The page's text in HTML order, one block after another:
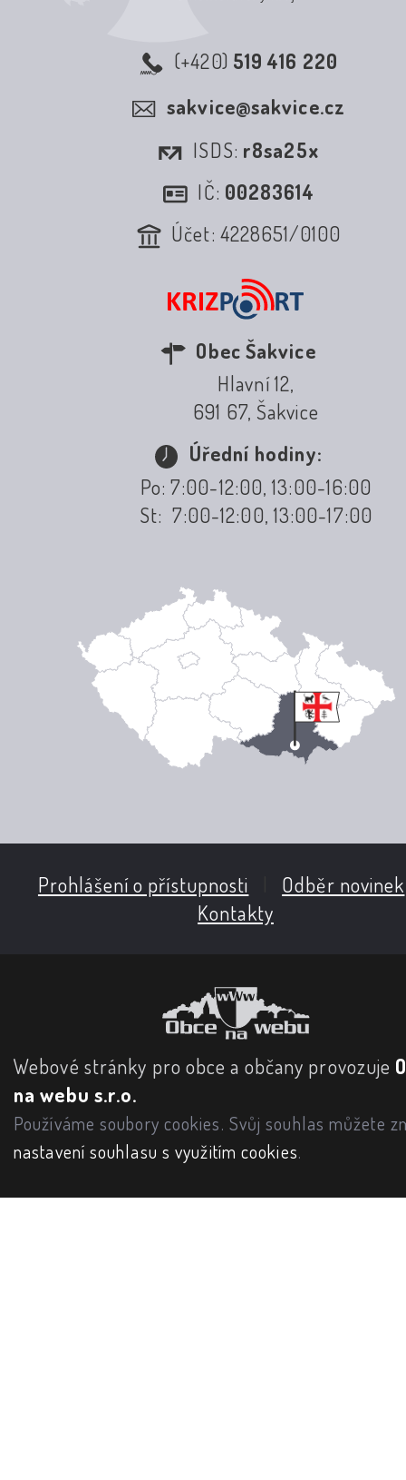
(+420) 519 416 220
sakvice@sakvice.cz
ISDS: r8sa25x
IČ: 00283614
Účet: 4228651/0100
Obec Šakvice
Hlavní 12,
691 67, Šakvice
Úřední hodiny:
Po: 7:00-12:00, 13:00-16:00
St: 7:00-12:00, 13:00-17:00
Prohlášení o přístupnosti Odběr novinek
Kontakty
Webové stránky pro obce a občany provozuje
na webu s.r.o.
Používáme soubory cookies. Svůj souhlas můžete
nastavení souhlasu s využitím cookies.